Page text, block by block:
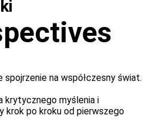
na współczesny świat.
krytycznego myślenia i
krok po kroku od pierwszego